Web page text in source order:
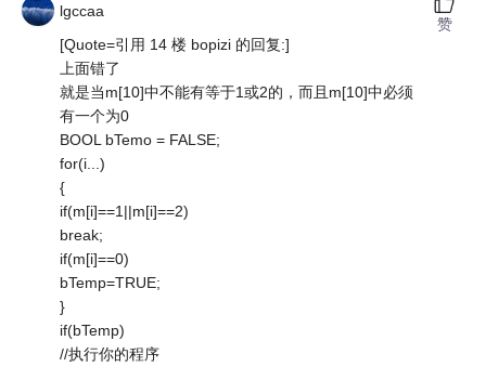
lgccaa
[Quote=引用 14 楼 bopizi 的回复:]
上面错了
就是当m[10]中不能有等于1或2的，而且m[10]中必须
有一个为0
BOOL bTemo = FALSE;
for(i...)
{
if(m[i]==1||m[i]==2)
break;
if(m[i]==0)
bTemp=TRUE;
}
if(bTemp)
//执行你的程序
赞